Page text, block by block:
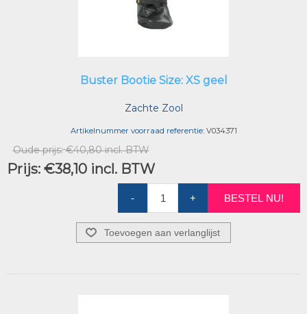
Buster Bootie Size: XS geel
Zachte Zool
Artikelnummer voorraad referentie: V034371
Oude prijs: €40,80 incl. BTW
Prijs: €38,10 incl. BTW
- + BESTEL NU!
Toevoegen aan verlanglijst